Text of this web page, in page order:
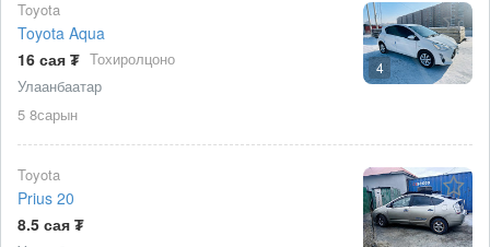
4
Toyota
Toyota Aqua
16 сая ₮ Тохиролцоно
Улаанбаатар
5 8сарын
Toyota
Prius 20
8.5 сая ₮